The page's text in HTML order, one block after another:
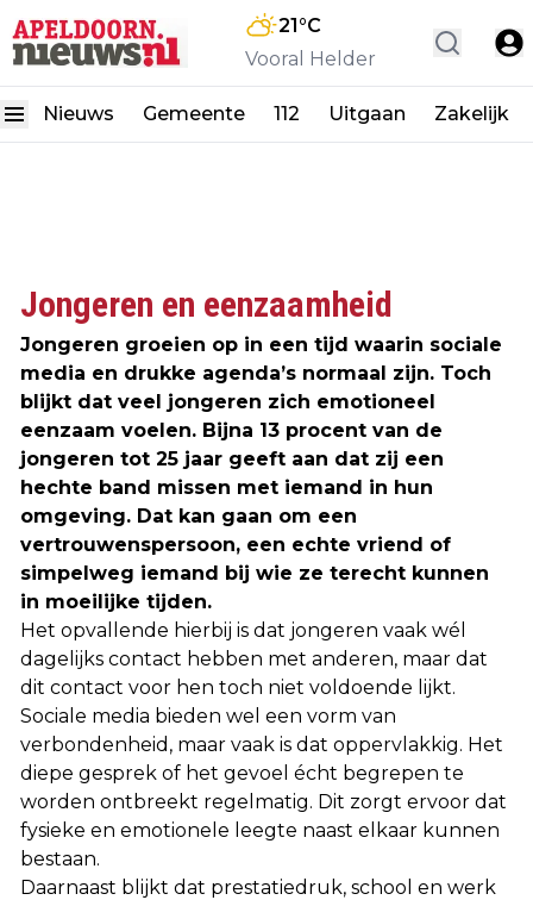
21°C
Vooral Helder
Nieuws Gemeente 112 Uitgaan Zakelijk
Jongeren en eenzaamheid
Jongeren groeien op in een tijd waarin sociale
media en drukke agenda’s normaal zijn. Toch
blijkt dat veel jongeren zich emotioneel
eenzaam voelen. Bijna 13 procent van de
jongeren tot 25 jaar geeft aan dat zij een
hechte band missen met iemand in hun
omgeving. Dat kan gaan om een
vertrouwenspersoon, een echte vriend of
simpelweg iemand bij wie ze terecht kunnen
in moeilijke tijden.
Het opvallende hierbij is dat jongeren vaak wél
dagelijks contact hebben met anderen, maar dat
dit contact voor hen toch niet voldoende lijkt.
Sociale media bieden wel een vorm van
verbondenheid, maar vaak is dat oppervlakkig. Het
diepe gesprek of het gevoel écht begrepen te
worden ontbreekt regelmatig. Dit zorgt ervoor dat
fysieke en emotionele leegte naast elkaar kunnen
bestaan.
Daarnaast blijkt dat prestatiedruk, school en werk